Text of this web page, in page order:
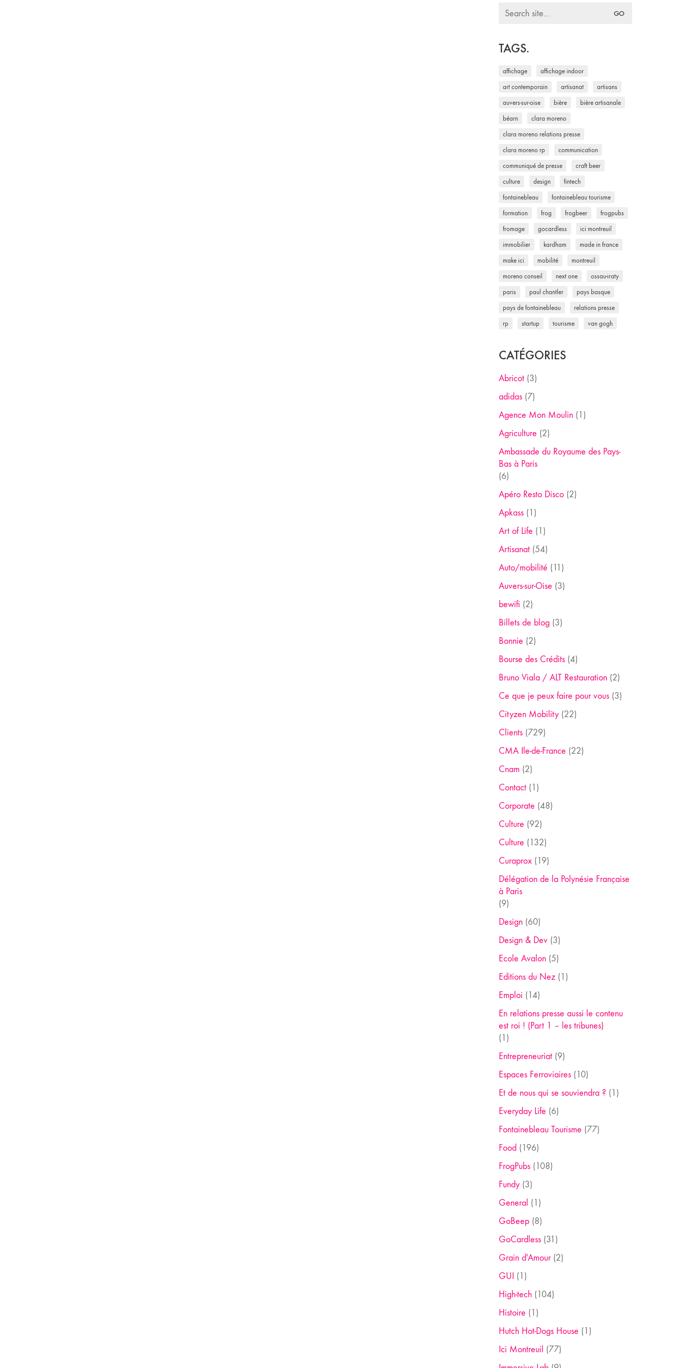
Search
TAGS.
affichage affichage indoor
art contemporain artisanat artisans
auvers-sur-oise bière bière artisanale
béarn clara moreno
clara moreno relations presse
clara moreno rp communication
communiqué de presse craft beer
culture design fintech
fontainebleau fontainebleau tourisme
formation frog frogbeer frogpubs
fromage gocardless ici montreuil
immobilier kardham made in france
make ici mobilité montreuil
moreno conseil next one ossau-iraty
paris paul chantler pays basque
pays de fontainebleau relations presse
rp startup tourisme van gogh
CATÉGORIES
Abricot(3)
adidas(7)
Agence Mon Moulin(1)
Agriculture (2)
Ambassade du Royaume des Pays-
Bas à Paris
(6)
Apéro Resto Disco(2)
Apkass(1)
Art of Life (1)
Artisanat(54)
Auto/mobilité (11)
Auvers-sur-Oise (3)
bewifi (2)
Billets de blog(3)
Bonnie (2)
Bourse des Crédits(4)
Bruno Viala / ALT Restauration(2)
Ce que je peux faire pour vous(3)
Cityzen Mobility(22)
Clients(729)
CMA Ile-de-France (22)
Cnam (2)
Contact(1)
Corporate (48)
Culture (92)
Culture (132)
Curaprox(19)
Délégation de la Polynésie Française
à Paris
(9)
Design(60)
Design & Dev(3)
Ecole Avalon(5)
Editions du Nez(1)
Emploi (14)
En relations presse aussi le contenu
est roi ! (Part 1 – les tribunes)
(1)
Entrepreneuriat(9)
Espaces Ferroviaires(10)
Et de nous qui se souviendra ? (1)
Everyday Life (6)
Fontainebleau Tourisme (77)
Food (196)
FrogPubs(108)
Fundy(3)
General (1)
GoBeep(8)
GoCardless(31)
Grain d'Amour(2)
GUI (1)
High-tech(104)
Histoire (1)
Hutch Hot-Dogs House (1)
Ici Montreuil (77)